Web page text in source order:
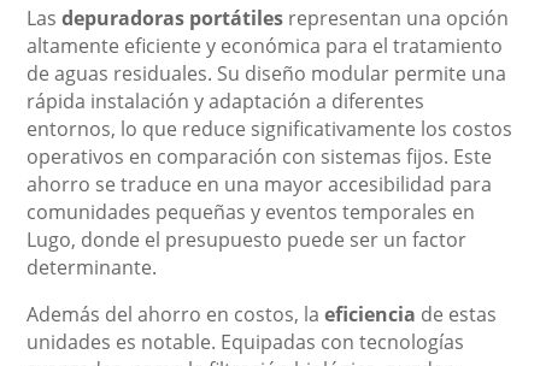
Lasdepuradoras portátiles representan una opción
altamente eficiente y económica para el tratamiento
de aguas residuales. Su diseño modular permite una
rápida instalación y adaptación a diferentes
entornos, lo que reduce significativamente los costos
operativos en comparación con sistemas fijos. Este
ahorro se traduce en una mayor accesibilidad para
comunidades pequeñas y eventos temporales en
Lugo, donde el presupuesto puede ser un factor
determinante.
Además del ahorro en costos, laeficiencia de estas
unidades es notable. Equipadas con tecnologías